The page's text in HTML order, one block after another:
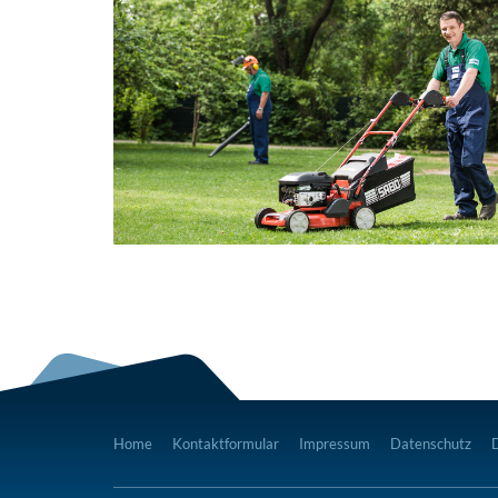
Home Kontaktformular Impressum Datenschutz